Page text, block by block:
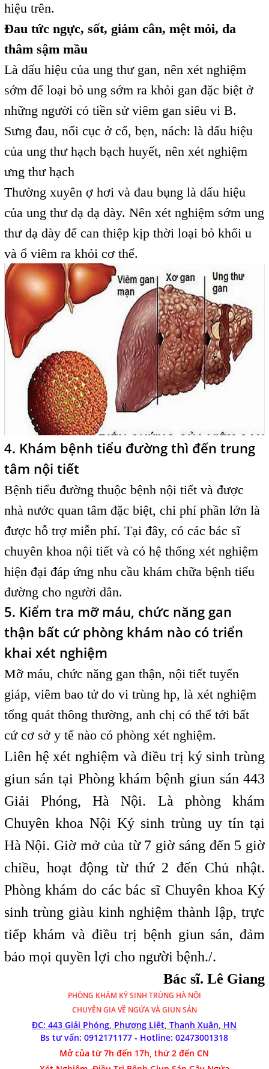
hiệu trên.
Đau tức ngực, sốt, giảm cân, mệt mỏi, da
thâm sậm mầu
Là dấu hiệu của ung thư gan, nên xét nghiệm
sớm để loại bỏ ung sớm ra khỏi gan đặc biệt ở
những người có tiền sử viêm gan siêu vi B.
Sưng đau, nổi cục ở cổ, bẹn, nách: là dấu hiệu
của ung thư hạch bạch huyết, nên xét nghiệm
ưng thư hạch
Thường xuyên ợ hơi và đau bụng là dấu hiệu
của ung thư dạ dạ dày. Nên xét nghiệm sớm ung
thư dạ dày để can thiệp kịp thời loại bỏ khối u
và ổ viêm ra khỏi cơ thể.
4. Khám bệnh tiểu đường thì đến trung
tâm nội tiết
Bệnh tiểu đường thuộc bệnh nội tiết và được
nhà nước quan tâm đặc biệt, chi phí phần lớn là
được hỗ trợ miễn phí. Tại đây, có các bác sĩ
chuyên khoa nội tiết và có hệ thống xét nghiệm
hiện đại đáp ứng nhu cầu khám chữa bệnh tiểu
đường cho người dân.
5. Kiểm tra mỡ máu, chức năng gan
thận bất cứ phòng khám nào có triển
khai xét nghiệm
Mỡ máu, chức năng gan thận, nội tiết tuyến
giáp, viêm bao tử do vi trùng hp, là xét nghiệm
tổng quát thông thường, anh chị có thể tới bất
cứ cơ sở y tế nào có phòng xét nghiệm.
Liên hệ xét nghiệm và điều trị ký sinh trùng
giun sán tại Phòng khám bệnh giun sán 443
Giải Phóng, Hà Nội. Là phòng khám
Chuyên khoa Nội Ký sinh trùng uy tín tại
Hà Nội. Giờ mở của từ 7 giờ sáng đến 5 giờ
chiều, hoạt động từ thứ 2 đến Chủ nhật.
Phòng khám do các bác sĩ Chuyên khoa Ký
sinh trùng giàu kinh nghiệm thành lập, trực
tiếp khám và điều trị bệnh giun sán, đảm
bảo mọi quyền lợi cho người bệnh./.
Bác sĩ. Lê Giang
PHÒNG KHÁM KÝ SINH TRÙNG HÀ NỘI
CHUYÊN GIA VỀ NGỨA VÀ GIUN SÁN
ĐC: 443 Giải Phóng, Phương Liệt, Thanh Xuân, HN
Bs tư vấn: 0912171177 - Hotline:02473001318
Mở của từ 7h đến 17h, thứ 2 đến CN